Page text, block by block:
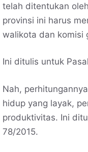
telah ditentukan
provinsi ini harus
walikota dan komisi
Ini ditulis untuk
Nah,
hidup yang layak,
produktivitas. Ini
78/2015.